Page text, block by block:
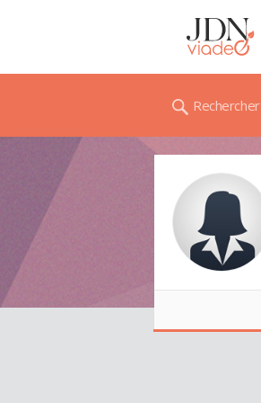
Rechercher